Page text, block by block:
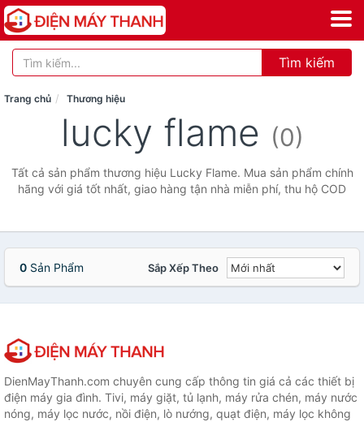
Tìm kiếm
Trang chủ Thương hiệu
lucky flame (0)
Tất cả sản phẩm thương hiệu Lucky Flame. Mua sản phẩm chính
hãng với giá tốt nhất, giao hàng tận nhà miễn phí, thu hộ COD
0 Sản Phẩm Sắp Xếp Theo
DienMayThanh.com chuyên cung cấp thông tin giá cả các thiết bị
điện máy gia đình. Tivi, máy giặt, tủ lạnh, máy rửa chén, máy nước
nóng, máy lọc nước, nồi điện, lò nướng, quạt điện, máy lọc không